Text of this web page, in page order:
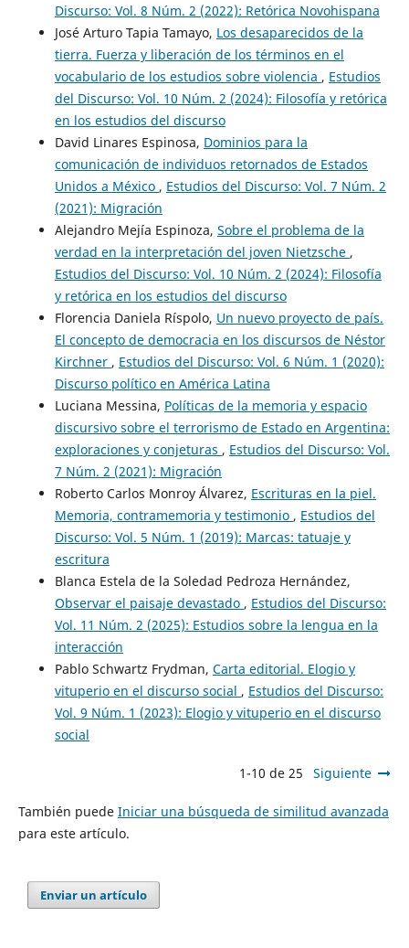
Discurso: Vol. 8 Núm. 2 (2022): Retórica Novohispana
José Arturo Tapia Tamayo, Los desaparecidos de la
tierra. Fuerza y liberación de los términos en el
vocabulario de los estudios sobre violencia , Estudios
del Discurso: Vol. 10 Núm. 2 (2024): Filosofía y retórica
en los estudios del discurso
David Linares Espinosa, Dominios para la
comunicación de individuos retornados de Estados
Unidos a México , Estudios del Discurso: Vol. 7 Núm. 2
(2021): Migración
Alejandro Mejía Espinoza, Sobre el problema de la
verdad en la interpretación del joven Nietzsche ,
Estudios del Discurso: Vol. 10 Núm. 2 (2024): Filosofía
y retórica en los estudios del discurso
Florencia Daniela Ríspolo, Un nuevo proyecto de país.
El concepto de democracia en los discursos de Néstor
Kirchner , Estudios del Discurso: Vol. 6 Núm. 1 (2020):
Discurso político en América Latina
Luciana Messina, Políticas de la memoria y espacio
discursivo sobre el terrorismo de Estado en Argentina:
exploraciones y conjeturas , Estudios del Discurso: Vol.
7 Núm. 2 (2021): Migración
Roberto Carlos Monroy Álvarez, Escrituras en la piel.
Memoria, contramemoria y testimonio , Estudios del
Discurso: Vol. 5 Núm. 1 (2019): Marcas: tatuaje y
escritura
Blanca Estela de la Soledad Pedroza Hernández,
Observar el paisaje devastado , Estudios del Discurso:
Vol. 11 Núm. 2 (2025): Estudios sobre la lengua en la
interacción
Pablo Schwartz Frydman, Carta editorial. Elogio y
vituperio en el discurso social , Estudios del Discurso:
Vol. 9 Núm. 1 (2023): Elogio y vituperio en el discurso
social
1-10 de 25 Siguiente
También puede Iniciar una búsqueda de similitud avanzada
para este artículo.
Enviar un artículo